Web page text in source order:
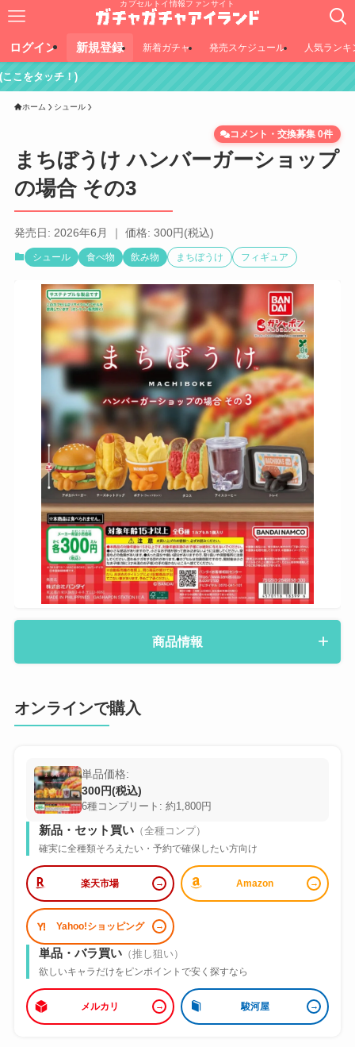
カプセルトイ情報ファンサイト
ログイン 新規登録 新着ガチャ 発売スケジュール 人気ランキ
)
ホーム シュール
まちぼうけ ハンバーガーショップ
の場合 その3
コメント・交換募集 0件
発売日: 2026年6月 ｜ 価格: 300円(税込)
シュール 食べ物 飲み物 まちぼうけ フィギュア
商品情報
オンラインで購入
単品価格:
300円(税込)
6種コンプリート: 約1,800円
新品・セット買い（全種コンプ）
確実に全種類そろえたい・予約で確保したい方向け
楽天市場 Amazon
Yahoo!ショッピング
単品・バラ買い（推し狙い）
欲しいキャラだけをピンポイントで安く探すなら
メルカリ 駿河屋